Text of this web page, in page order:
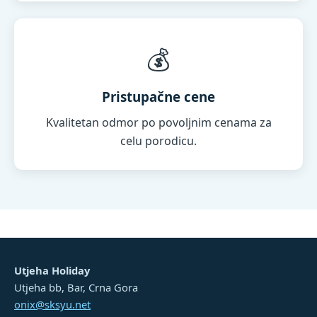
💰
Pristupačne cene
Kvalitetan odmor po povoljnim cenama za
celu porodicu.
Utjeha Holiday
Utjeha bb, Bar, Crna Gora
onix@sksyu.net